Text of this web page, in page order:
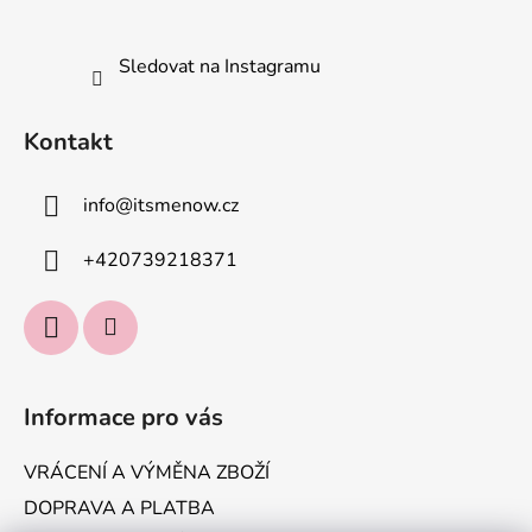
Sledovat na Instagramu
Kontakt
info@itsmenow.cz
+420739218371
Informace pro vás
VRÁCENÍ A VÝMĚNA ZBOŽÍ
DOPRAVA A PLATBA